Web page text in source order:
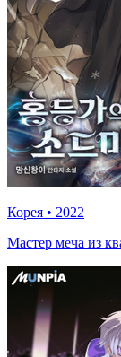
Корея • 2022
Мастер меча из